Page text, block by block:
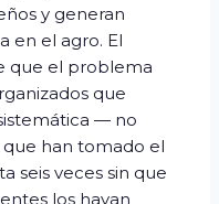
y generan
en el agro. El
que el problema
que
— no
que han tomado el
seis veces sin que
los hayan